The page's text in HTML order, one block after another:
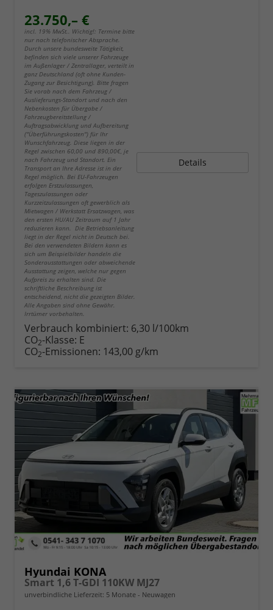
23.750,– €
incl. 19% MwSt.. Wichtig!: Termine bitte
nur nach telefonischer Absprache.
Durch unsere bundesweite Tätigkeit,
befinden sich viele unserer Fahrzeuge
im Außenlager / Zentrallager, verteilt in
ganz Deutschland (oft ohne Kunden-
Zugang zur Besichtigung). Bitte fragen
Sie vorab nach dem Fahrzeug /
Auslieferungs-Standort und nach den
Nebenkosten für Übergabe /
Fahrzeugbereitstellung /
Auftragsabwicklung und Aufbereitung
("Überführungskosten") für Ihr
Wunschfahrzeug. Diese liegen in der
Regel zwischen 60,00 und 890,00€, je
nach Fahrzeug und Standort. Ein
Transport an Ihre Adresse ist in der
Regel möglich. Bei EU-Fahrzeugen
erfolgen Erstzulassungen,
Tageszulassungen oder
Kurzzeitzulassungen oft gewerblich als
Mietwagen / Werkstatt Ersatzwagen, was
den ersten HU/AU Zeitraum auf 1 Jahr
reduzieren kann. Die Betriebsanleitung
liegt in der Regel nicht in Deutsch bei.
Bei den verwendeten Bildern kann es
sich um Beispielbilder handeln die
Sonderausstattungen oder abweichende
Ausstattung zeigen, welche nur gegen
Aufpreis zu erhalten sind. Die
schriftliche Beschreibung ist
entscheidend, nicht die gezeigten Bilder.
Alle Angaben sind ohne Gewähr.
Irrtümer vorbehalten.
Details
Verbrauch kombiniert: 6,30 l/100km
CO2-Klasse: E
CO2-Emissionen: 143,00 g/km
Hyundai KONA
Smart 1,6 T-GDI 110KW MJ27
unverbindliche Lieferzeit: 5 Monate Neuwagen